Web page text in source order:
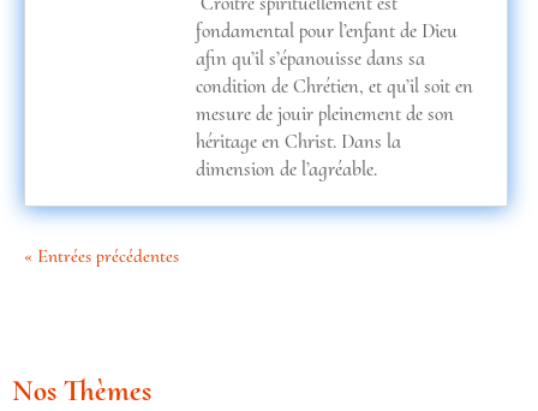
fondamental pour l’enfant de Dieu
afin qu’il s’épanouisse dans sa
condition de Chrétien, et qu’il soit en
mesure de jouir pleinement de son
héritage en Christ. Dans la
dimension de l’agréable.
« Entrées précédentes
Nos Thèmes